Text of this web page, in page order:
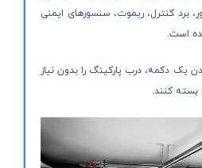
برد کنترل، ریموت، سنسورهای ایمنی
است.
یک دکمه، درب پارکینگ را بدون نیاز
بسته کنند.